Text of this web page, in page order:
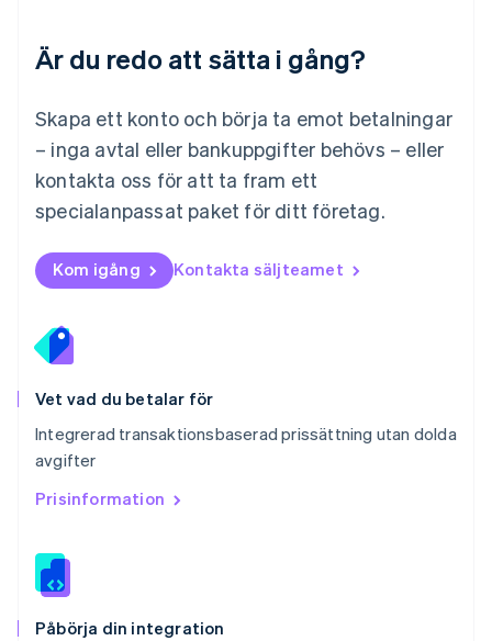
Är du redo att sätta i gång?
Skapa ett konto och börja ta emot betalningar
– inga avtal eller bankuppgifter behövs – eller
kontakta oss för att ta fram ett
specialanpassat paket för ditt företag.
Kom igång Kontakta säljteamet
Vet vad du betalar för
Integrerad transaktionsbaserad prissättning utan dolda
avgifter
Prisinformation
Påbörja din integration
Nederländerna
Norge
English
Nya Zeeland
English
English
Português English
Rumänien
Schweiz
Deutsch
English简体中文
English
Slovenien
English Italiano
Storbritannien
Sverige
SvenskaEnglish